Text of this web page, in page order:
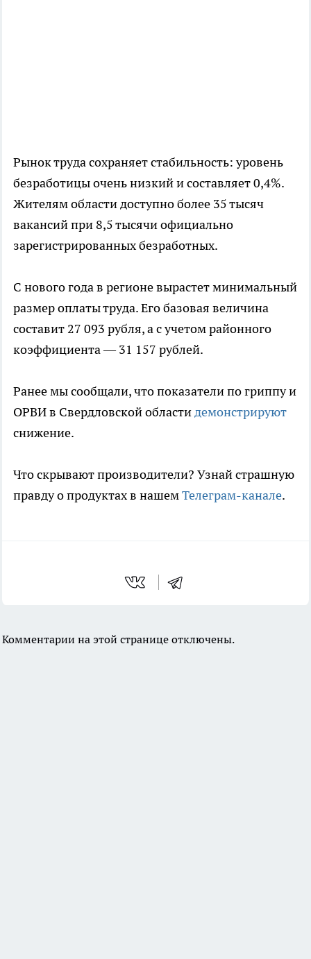
Рынок труда сохраняет стабильность: уровень
безработицы очень низкий и составляет 0,4%.
Жителям области доступно более 35 тысяч
вакансий при 8,5 тысячи официально
зарегистрированных безработных.
С нового года в регионе вырастет минимальный
размер оплаты труда. Его базовая величина
составит 27 093 рубля, а с учетом районного
коэффициента — 31 157 рублей.
Ранее мы сообщали, что показатели по гриппу и
ОРВИ в Свердловской областидемонстрируют
снижение.
Что скрывают производители? Узнай страшную
правду о продуктах в нашемТелеграм-канале.
Комментарии на этой странице отключены.